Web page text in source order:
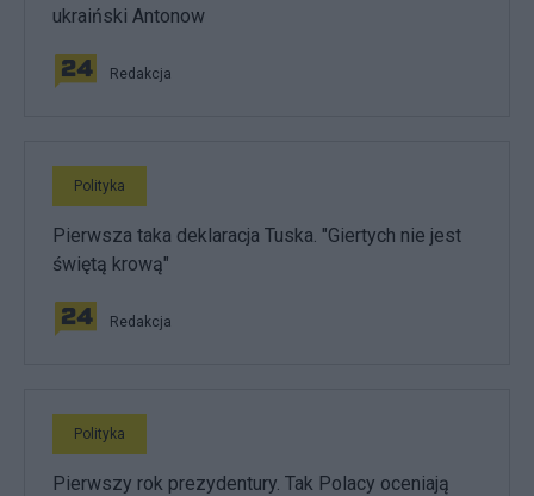
ukraiński Antonow
Redakcja
Polityka
Pierwsza taka deklaracja Tuska. "Giertych nie jest
świętą krową"
Redakcja
Polityka
Pierwszy rok prezydentury. Tak Polacy oceniają